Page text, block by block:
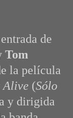
de
Tom
la película
Alive (Sólo
y dirigida